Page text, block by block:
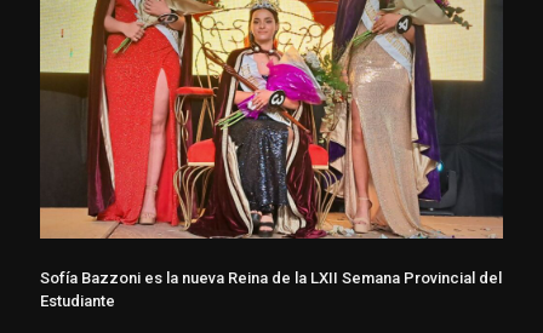
Sofía Bazzoni es la nueva Reina de la LXII Semana Provincial del
Estudiante